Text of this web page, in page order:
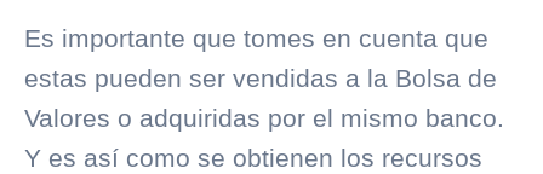
Es importante que tomes en cuenta que
estas pueden ser vendidas a la Bolsa de
Valores o adquiridas por el mismo banco.
Y es así como se obtienen los recursos